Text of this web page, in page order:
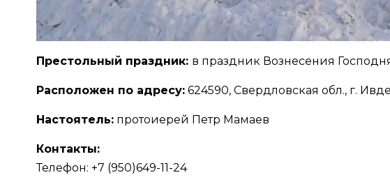
Престольный праздник: в праздник Вознесения
Расположен по адресу: 624590, Свердловская обл., г.
Настоятель: протоиерей Петр Мамаев
Контакты:
Телефон: +7 (950)649-11-24